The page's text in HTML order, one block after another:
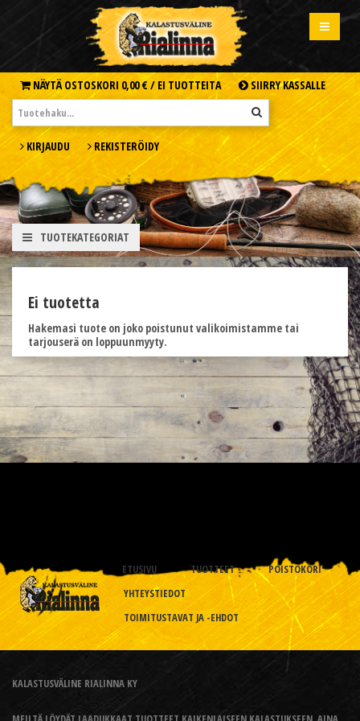
NÄYTÄ OSTOSKORI 0,00 € / EI TUOTTEITA SIIRRY KASSALLE
KIRJAUDU REKISTERÖIDY
TUOTEKATEGORIAT
Ei tuotetta
Hakemasi tuote on joko poistunut valikoimistamme tai
tarjouserä on loppuunmyyty.
ETUSIVU TUOTTEET
POISTOKORI
YHTEYSTIEDOT
TOIMITUSTAVAT JA -EHDOT
KALASTUSVÄLINE RIALINNA KY